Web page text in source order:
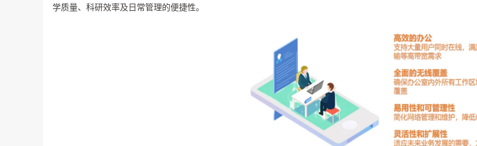
学质量、科研效率及日常管理的便捷性。